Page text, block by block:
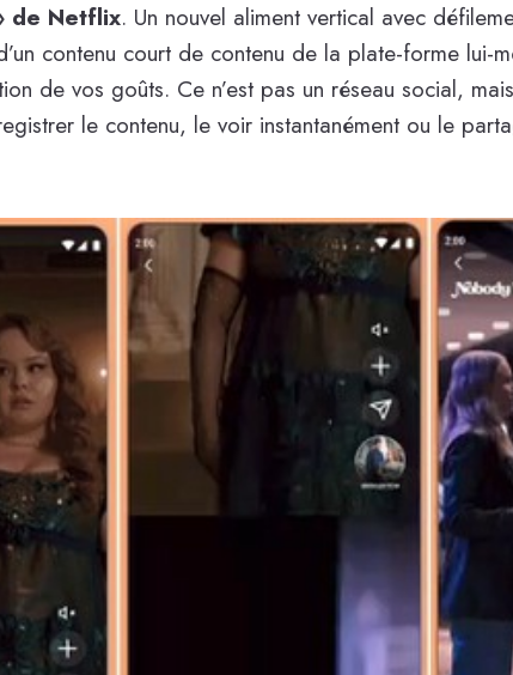
de Netflix. Un nouvel aliment vertical avec
contenu court de contenu de la plate-forme lui-
de vos goûts. Ce n’est pas un réseau social,
le contenu, le voir instantanément ou le